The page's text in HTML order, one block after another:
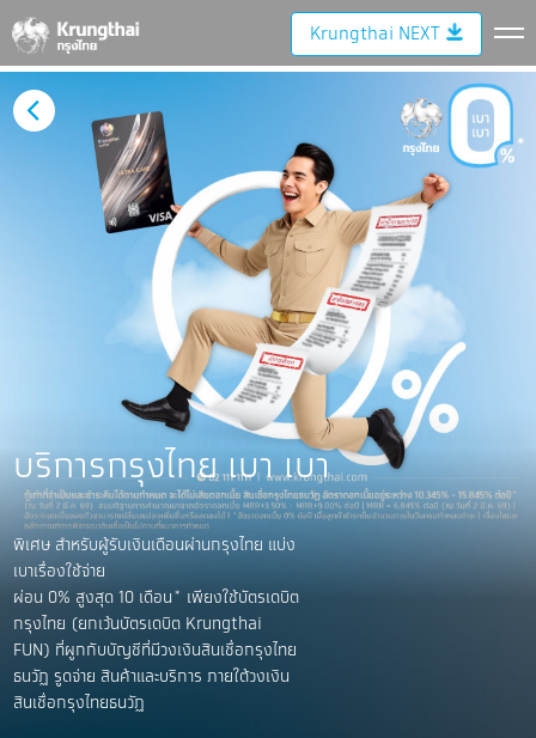
Krungthai NEXT
บริการกรุงไทย เบา เบา
พิเศษ สำหรับผู้รับเงินเดือนผ่านกรุงไทย แบ่ง
เบาเรื่องใช้จ่าย
ผ่อน 0% สูงสุด 10 เดือน* เพียงใช้บัตรเดบิต
กรุงไทย (ยกเว้นบัตรเดบิต Krungthai
FUN) ที่ผูกกับบัญชีที่มีวงเงินสินเชื่อกรุงไทย
ธนวัฏ รูดจ่าย สินค้าและบริการ ภายใต้วงเงิน
สินเชื่อกรุงไทยธนวัฏ